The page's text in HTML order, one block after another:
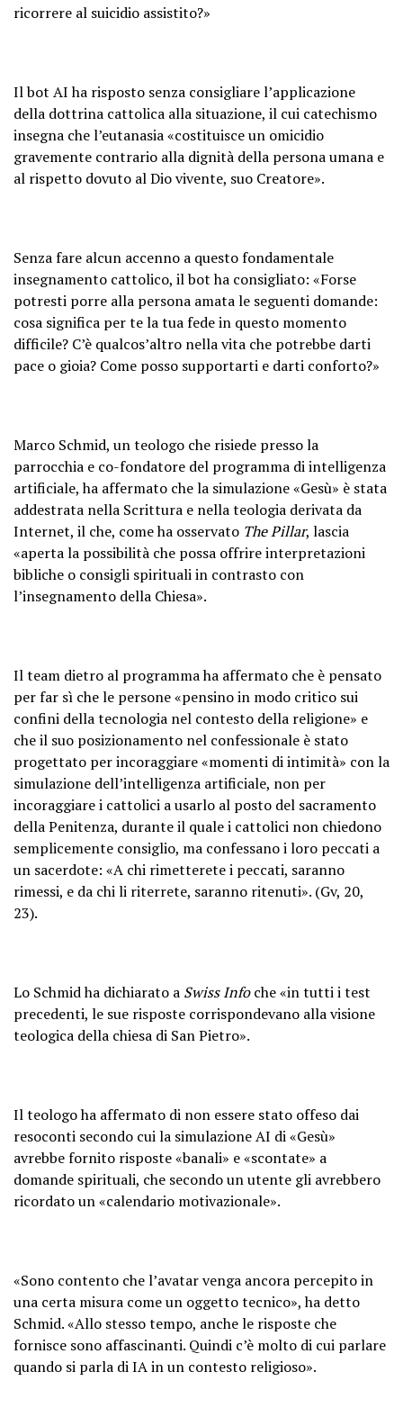
ricorrere al suicidio assistito?»
Il bot AI ha risposto senza consigliare l’applicazione
della dottrina cattolica alla situazione, il cui catechismo
insegna che l’eutanasia «costituisce un omicidio
gravemente contrario alla dignità della persona umana e
al rispetto dovuto al Dio vivente, suo Creatore».
Senza fare alcun accenno a questo fondamentale
insegnamento cattolico, il bot ha consigliato: «Forse
potresti porre alla persona amata le seguenti domande:
cosa significa per te la tua fede in questo momento
difficile? C’è qualcos’altro nella vita che potrebbe darti
pace o gioia? Come posso supportarti e darti conforto?»
Marco Schmid, un teologo che risiede presso la
parrocchia e co-fondatore del programma di intelligenza
artificiale, ha affermato che la simulazione «Gesù» è stata
addestrata nella Scrittura e nella teologia derivata da
Internet, il che, come ha osservato The Pillar, lascia
«aperta la possibilità che possa offrire interpretazioni
bibliche o consigli spirituali in contrasto con
l’insegnamento della Chiesa».
Il team dietro al programma ha affermato che è pensato
per far sì che le persone «pensino in modo critico sui
confini della tecnologia nel contesto della religione» e
che il suo posizionamento nel confessionale è stato
progettato per incoraggiare «momenti di intimità» con la
simulazione dell’intelligenza artificiale, non per
incoraggiare i cattolici a usarlo al posto del sacramento
della Penitenza, durante il quale i cattolici non chiedono
semplicemente consiglio, ma confessano i loro peccati a
un sacerdote: «A chi rimetterete i peccati, saranno
rimessi, e da chi li riterrete, saranno ritenuti». (Gv, 20,
23).
Lo Schmid ha dichiarato a Swiss Infoche «in tutti i test
precedenti, le sue risposte corrispondevano alla visione
teologica della chiesa di San Pietro».
Il teologo ha affermato di non essere stato offeso dai
resoconti secondo cui la simulazione AI di «Gesù»
avrebbe fornito risposte «banali» e «scontate» a
domande spirituali, che secondo un utente gli avrebbero
ricordato un «calendario motivazionale».
«Sono contento che l’avatar venga ancora percepito in
una certa misura come un oggetto tecnico», ha detto
Schmid. «Allo stesso tempo, anche le risposte che
fornisce sono affascinanti. Quindi c’è molto di cui parlare
quando si parla di IA in un contesto religioso».